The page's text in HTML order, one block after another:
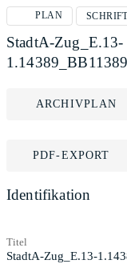
PLAN
StadtA-Zug_E.13-
ARCHIVPLAN
PDF-EXPORT
Identifikation
Titel
StadtA-Zug_E.13-